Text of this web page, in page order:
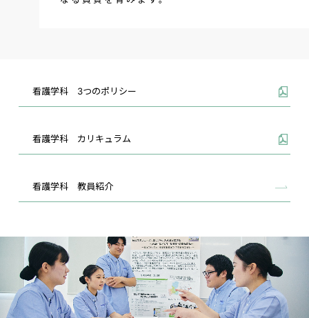
看護学科 3つのポリシー
看護学科 カリキュラム
看護学科 教員紹介